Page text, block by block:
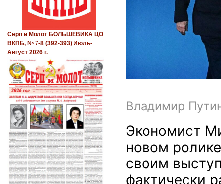
Владимир
Экономист
новом
своим
фактически
Серп и Молот БОЛЬШЕВИКА ЦО
ВКПБ, № 7-8 (392-393) Июль-
Август 2026 г.